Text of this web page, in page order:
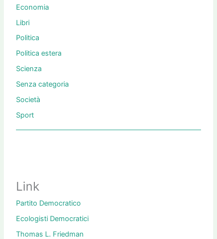
Economia
Libri
Politica
Politica estera
Scienza
Senza categoria
Società
Sport
Link
Partito Democratico
Ecologisti Democratici
Thomas L. Friedman